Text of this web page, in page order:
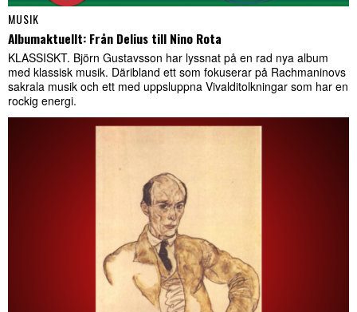
MUSIK
Albumaktuellt: Från Delius till Nino Rota
KLASSISKT. Björn Gustavsson har lyssnat på en rad nya album
med klassisk musik. Däribland ett som fokuserar på Rachmaninovs
sakrala musik och ett med uppsluppna Vivalditolkningar som har en
rockig energi.